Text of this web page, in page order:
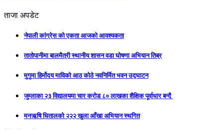
ताजा अपडेट
नेपाली कांग्रेस को एकता आजको आवश्यकता
तातोपानीमा बालमैत्री स्थानीय शासन वडा घोषणा अभियान तिब्र
मुगुमा हिर्मोदय माविको आठ कोठे नवनिर्मित भवन उद्घाटन
जुम्लाका २३ विद्यालयमा चार करोड ८० लाखका शैक्षिक पूर्वाधार बन्दै
मनऋषि धितालको २२२ खुला आँखा अभियान स्थगित